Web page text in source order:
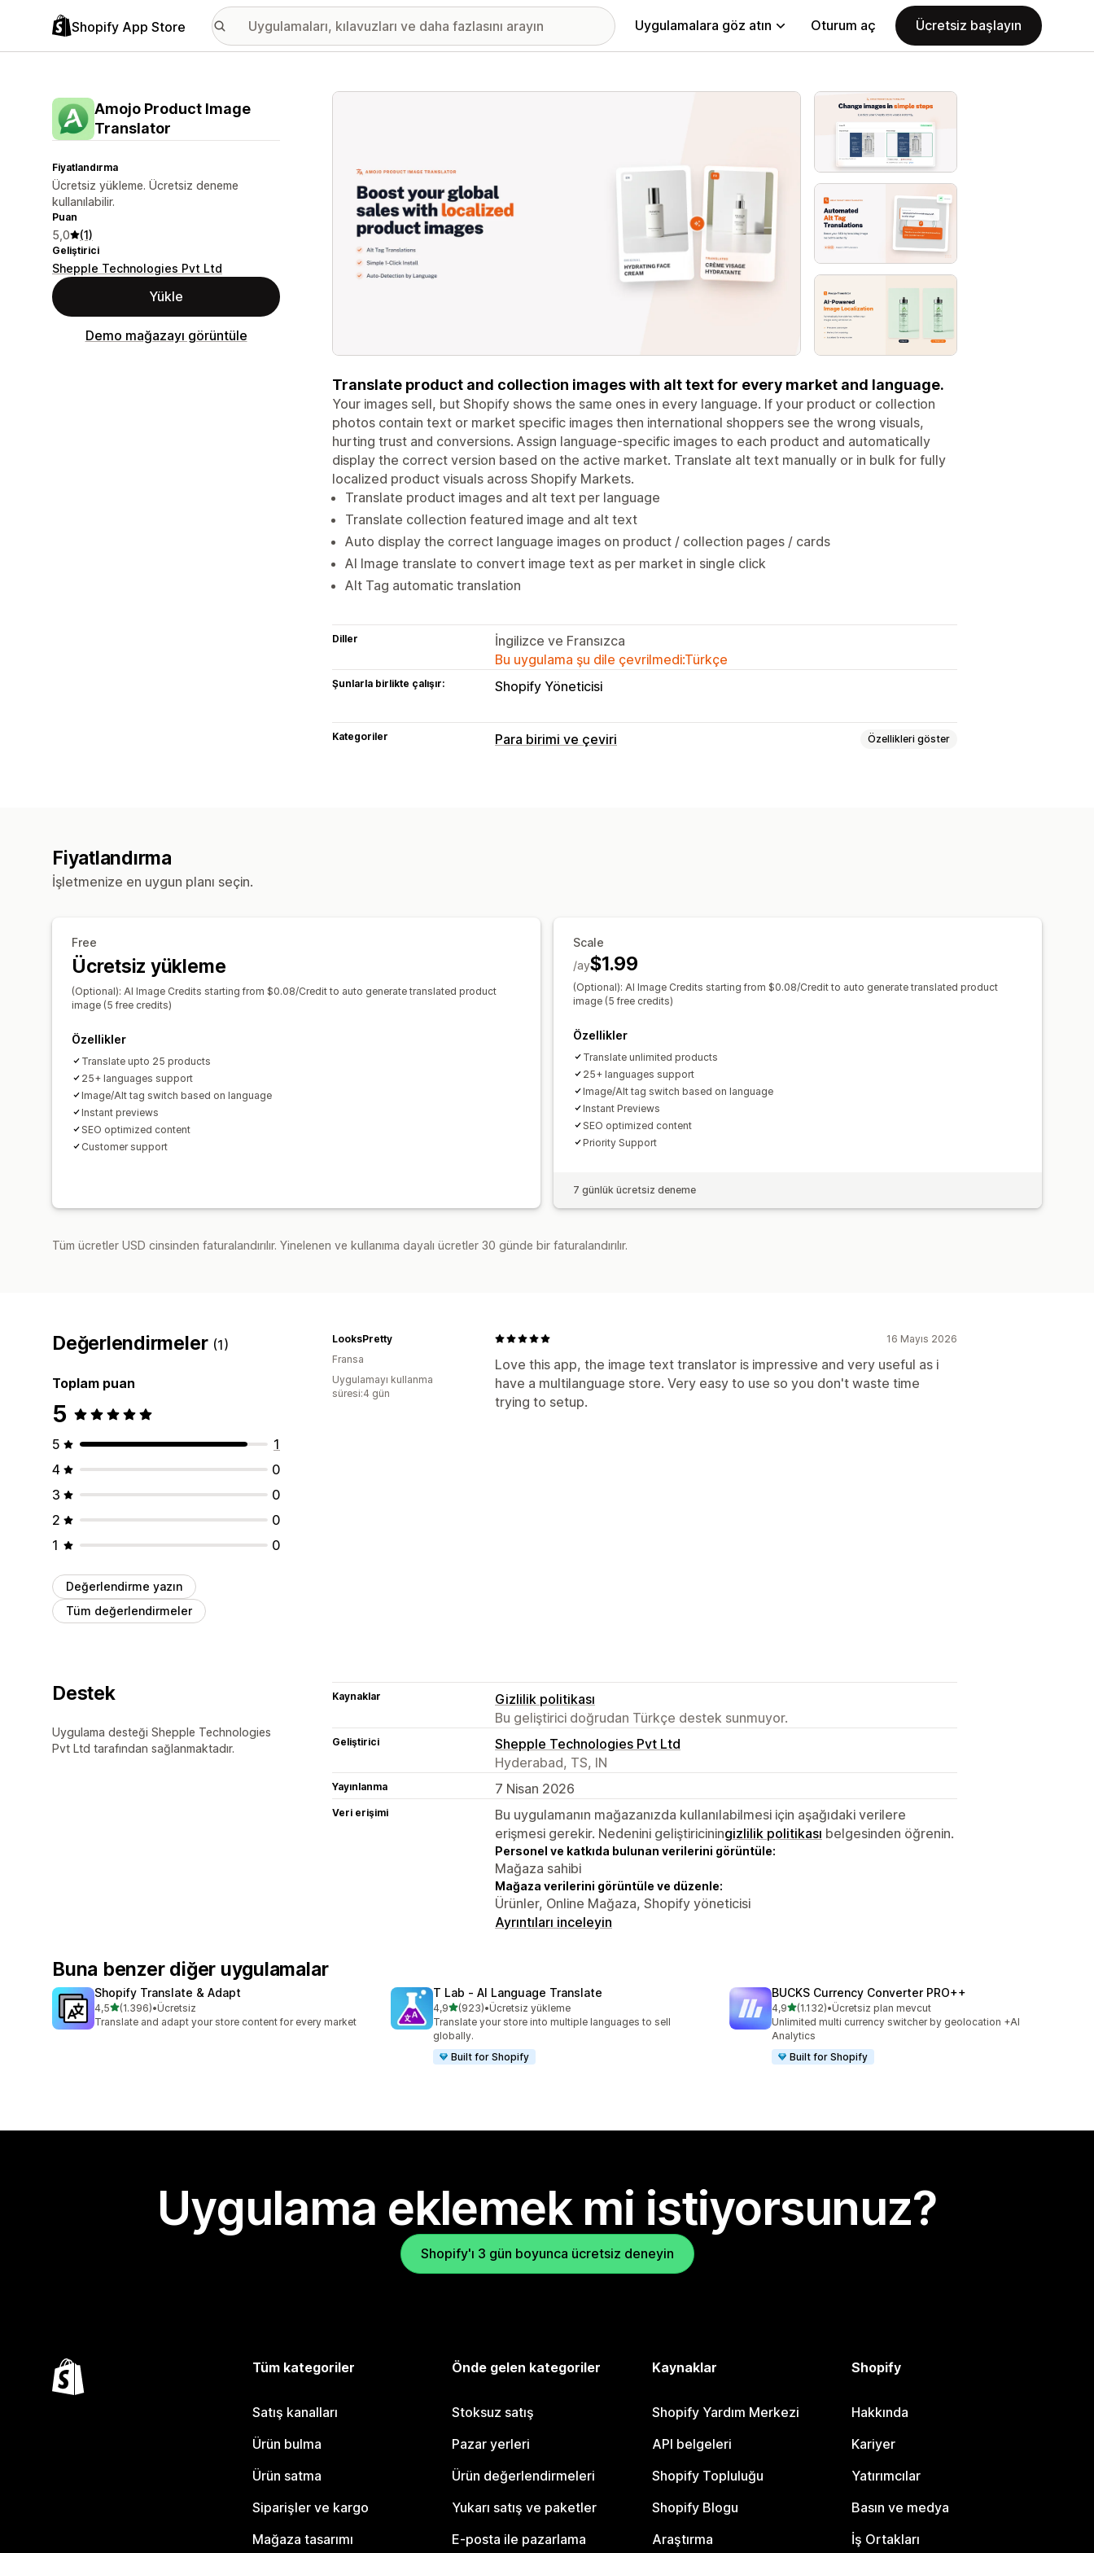
Shopify App Store Uygulamalara göz atın Oturum aç Ücretsiz başlayın
Amojo Product Image
Translator
Fiyatlandırma
Ücretsiz yükleme. Ücretsiz deneme
kullanılabilir.
Puan
5,0 (1)
Geliştirici
Shepple Technologies Pvt Ltd
Yükle
Demo mağazayı görüntüle
Öne çıkan görsel galerisi
Translate product and collection images with alt text for every market and language.
Your images sell, but Shopify shows the same ones in every language. If your product or collection
photos contain text or market specific images then international shoppers see the wrong visuals,
hurting trust and conversions. Assign language-specific images to each product and automatically
display the correct version based on the active market. Translate alt text manually or in bulk for fully
localized product visuals across Shopify Markets.
Translate product images and alt text per language
Translate collection featured image and alt text
Auto display the correct language images on product / collection pages / cards
AI Image translate to convert image text as per market in single click
Alt Tag automatic translation
Diller
İngilizce ve Fransızca
Bu uygulama şu dile çevrilmedi:Türkçe
Şunlarla birlikte çalışır: Shopify Yöneticisi
Kategoriler Para birimi ve çeviri Özellikleri göster
Fiyatlandırma
İşletmenize en uygun planı seçin.
Free
Ücretsiz yükleme
(Optional): AI Image Credits starting from $0.08/Credit to auto generate translated product
image (5 free credits)
Özellikler
Translate upto 25 products
25+ languages support
Image/Alt tag switch based on language
Instant previews
SEO optimized content
Customer support
Scale
$1.99
/ay
(Optional): AI Image Credits starting from $0.08/Credit to auto generate translated product
image (5 free credits)
Özellikler
Translate unlimited products
25+ languages support
Image/Alt tag switch based on language
Instant Previews
SEO optimized content
Priority Support
7 günlük ücretsiz deneme
Tüm ücretler USD cinsinden faturalandırılır. Yinelenen ve kullanıma dayalı ücretler 30 günde bir faturalandırılır.
Değerlendirmeler (1)
Toplam puan
5
5
1
4
0
3
0
2
0
1
0
Değerlendirme yazın
Tüm değerlendirmeler
16 Mayıs 2026
Love this app, the image text translator is impressive and very useful as i
have a multilanguage store. Very easy to use so you don't waste time
trying to setup.
LooksPretty
Fransa
Uygulamayı kullanma
süresi:4 gün
Destek
Uygulama desteği Shepple Technologies
Pvt Ltd tarafından sağlanmaktadır.
Kaynaklar
Gizlilik politikası
Bu geliştirici doğrudan Türkçe destek sunmuyor.
Geliştirici
Shepple Technologies Pvt Ltd
Hyderabad, TS, IN
Yayınlanma 7 Nisan 2026
Veri erişimi
Bu uygulamanın mağazanızda kullanılabilmesi için aşağıdaki verilere
erişmesi gerekir. Nedenini geliştiriciningizlilik politikası belgesinden öğrenin.
Personel ve katkıda bulunan verilerini görüntüle:
Mağaza sahibi
Mağaza verilerini görüntüle ve düzenle:
Ürünler, Online Mağaza, Shopify yöneticisi
Ayrıntıları inceleyin
Buna benzer diğer uygulamalar
Shopify Translate & Adapt
4,55 yıldız üzerinden
(1.396)
toplam 1396 değerlendirme
•Ücretsiz
Translate and adapt your store content for every market
T Lab ‑ AI Language Translate
4,95 yıldız üzerinden
(923)
toplam 923 değerlendirme
•Ücretsiz yükleme
Translate your store into multiple languages to sell
globally.
Built for Shopify
BUCKS Currency Converter PRO++
4,95 yıldız üzerinden
(1.132)
toplam 1132 değerlendirme
•Ücretsiz plan mevcut
Unlimited multi currency switcher by geolocation +AI
Analytics
Built for Shopify
Uygulama eklemek mi istiyorsunuz?
Shopify'ı 3 gün boyunca ücretsiz deneyin
Tüm kategoriler
Satış kanalları
Ürün bulma
Ürün satma
Siparişler ve kargo
Mağaza tasarımı
Önde gelen kategoriler
Stoksuz satış
Pazar yerleri
Ürün değerlendirmeleri
Yukarı satış ve paketler
E-posta ile pazarlama
Kaynaklar
Shopify Yardım Merkezi
API belgeleri
Shopify Topluluğu
Shopify Blogu
Araştırma
Shopify
Hakkında
Kariyer
Yatırımcılar
Basın ve medya
İş Ortakları